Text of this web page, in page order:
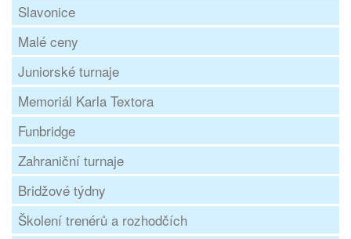
Slavonice
Malé ceny
Juniorské turnaje
Memoriál Karla Textora
Funbridge
Zahraniční turnaje
Bridžové týdny
Školení trenérů a rozhodčích